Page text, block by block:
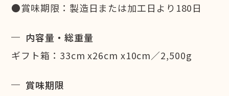
●賞味期限：製造日または加工日より180日
内容量・総重量
ギフト箱：33cm x26cm x10cm／2,500g
賞味期限